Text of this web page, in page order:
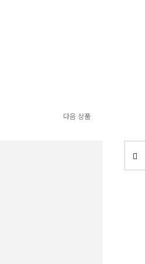
다음 상품